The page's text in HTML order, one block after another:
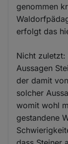
genommen
erfolgt das
Nicht zuletzt:
Aussagen
der damit
solcher
womit wohl
gestandene